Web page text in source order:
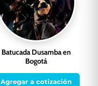
Batucada Dusamba en
Bogotá
Agregar a cotización